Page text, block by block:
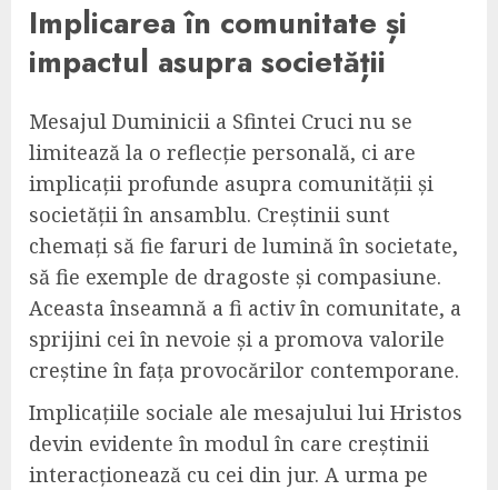
Implicarea în comunitate și
impactul asupra societății
Mesajul Duminicii a Sfintei Cruci nu se
limitează la o reflecție personală, ci are
implicații profunde asupra comunității și
societății în ansamblu. Creștinii sunt
chemați să fie faruri de lumină în societate,
să fie exemple de dragoste și compasiune.
Aceasta înseamnă a fi activ în comunitate, a
sprijini cei în nevoie și a promova valorile
creștine în fața provocărilor contemporane.
Implicațiile sociale ale mesajului lui Hristos
devin evidente în modul în care creștinii
interacționează cu cei din jur. A urma pe